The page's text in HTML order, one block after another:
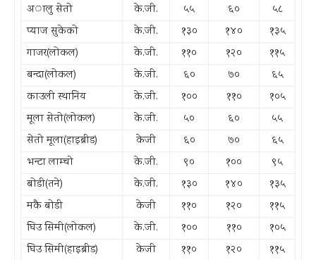
अालु सेतो
के.जी. ५५ ६०
५८
प्याज सुकेको
के.जी. १३० १४०
१३५
गाजर(लोकल)
के.जी. ११० १२०
११५
बन्दा(लोकल)
के.जी. ६० ७०
६५
काउली स्थानिय
के.जी. १०० ११०
१०५
मूला सेतो(लोकल)
के.जी. ५० ६०
५५
सेतो मूला(हाइब्रीड)
केजी ६० ७०
६५
भन्टा लाम्चो
के.जी. ९० १००
९५
बोडी(तने)
के.जी. १३० १४०
१३५
मकै बोडी
केजी ११० १२०
११५
घिउ सिमी(लोकल)
के.जी. १०० ११०
१०५
घिउ सिमी(हाइब्रीड)
केजी ११० १२०
११५